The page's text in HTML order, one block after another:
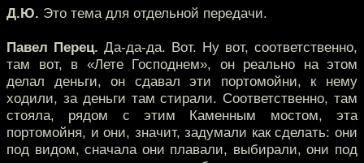
Д.Ю. Это тема для отдельной передачи.
Павел Перец. Да-да-да. Вот. Ну вот, соответственно,
там вот, в «Лете Господнем», он реально на этом
делал деньги, он сдавал эти портомойни, к нему
ходили, за деньги там стирали. Соответственно, там
стояла, рядом с этим Каменным мостом, эта
портомойня, и они, значит, задумали как сделать: они
под видом, сначала они плавали, выбирали, они под